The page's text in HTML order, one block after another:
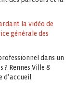
la vidéo de
générale des
dans un
Rennes Ville &